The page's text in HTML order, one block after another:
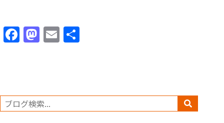
Facebook
Mastodon
Email